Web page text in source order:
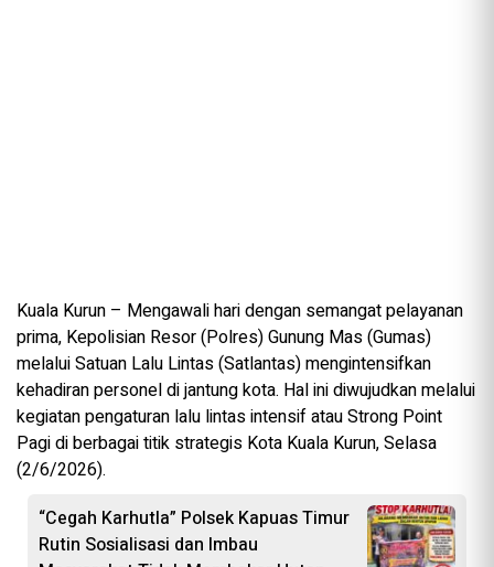
Kuala Kurun – Mengawali hari dengan semangat pelayanan
prima, Kepolisian Resor (Polres) Gunung Mas (Gumas)
melalui Satuan Lalu Lintas (Satlantas) mengintensifkan
kehadiran personel di jantung kota. Hal ini diwujudkan melalui
kegiatan pengaturan lalu lintas intensif atau Strong Point
Pagi di berbagai titik strategis Kota Kuala Kurun, Selasa
(2/6/2026).
“Cegah Karhutla” Polsek Kapuas Timur
Rutin Sosialisasi dan Imbau